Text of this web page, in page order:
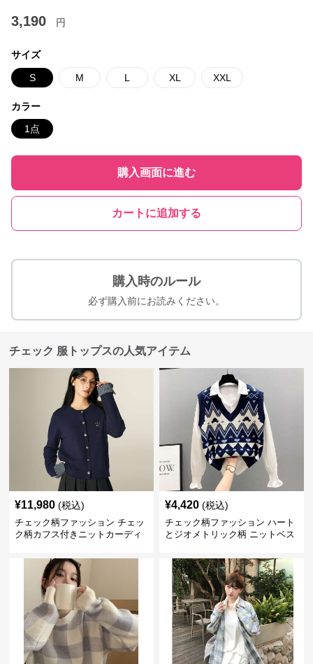
3,190 円
サイズ
S M L XL XXL
カラー
1点
購入画面に進む
カートに追加する
購入時のルール
必ず購入前にお読みください。
チェック 服トップスの人気アイテム
¥11,980 (税込)
チェック柄ファッション チェッ
ク柄カフス付きニットカーディ
¥4,420 (税込)
チェック柄ファッション ハート
とジオメトリック柄 ニットベス